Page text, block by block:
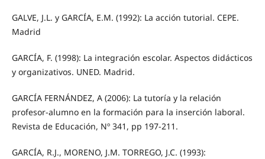
GALVE, J.L. y GARCÍA, E.M. (1992): La acción tutorial. CEPE.
Madrid
GARCÍA, F. (1998): La integración escolar. Aspectos didácticos
y organizativos. UNED. Madrid.
GARCÍA FERNÁNDEZ, A (2006): La tutoría y la relación
profesor-alumno en la formación para la inserción laboral.
Revista de Educación, Nº 341, pp 197-211.
GARCÍA, R.J., MORENO, J.M. TORREGO, J.C. (1993):